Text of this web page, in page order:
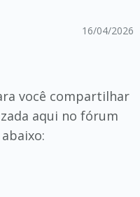
16/04/2026
você compartilhar
aqui no fórum